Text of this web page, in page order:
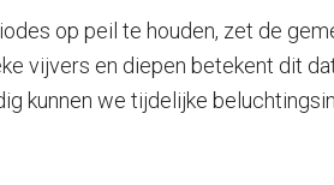
op peil te houden, zet de
vijvers en diepen betekent dit
kunnen we tijdelijke